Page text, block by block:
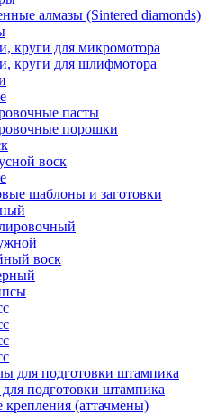
алмазы (Sintered diamonds)
круги для микромотора
круги для шлифмотора
пасты
порошки
воск
шаблоны и заготовки
воск
подготовки штампика